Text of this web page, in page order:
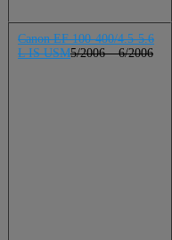
Canon EF 100-400/4.5-5.6
L IS USM5/2006 – 6/2006